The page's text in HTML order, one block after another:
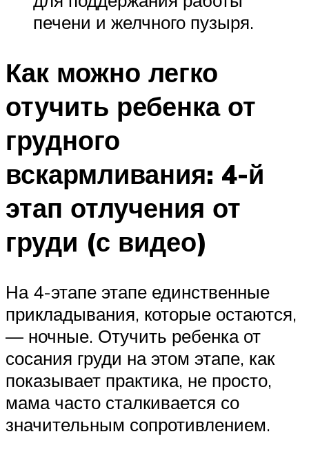
печени и желчного пузыря.
Как можно легко
отучить ребенка от
грудного
вскармливания: 4-й
этап отлучения от
груди (с видео)
На 4-этапе этапе единственные
прикладывания, которые остаются,
— ночные. Отучить ребенка от
сосания груди на этом этапе, как
показывает практика, не просто,
мама часто сталкивается со
значительным сопротивлением.